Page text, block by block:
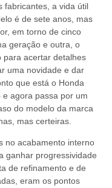
fabricantes, a vida útil
é de sete anos, mas
em torno de cinco
geração e outra, o
para acertar detalhes
uma novidade e dar
que está o Honda
e agora passa por um
do modelo da marca
mas certeiras.
no acabamento interno
ganhar progressividade
de refinamento e de
eram os pontos